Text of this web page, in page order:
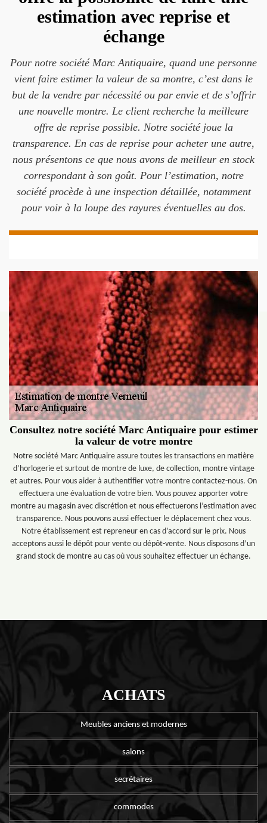
estimation avec reprise et
échange
Pour notre société Marc Antiquaire, quand une personne
vient faire estimer la valeur de sa montre, c’est dans le
but de la vendre par nécessité ou par envie et de s’offrir
une nouvelle montre. Le client recherche la meilleure
offre de reprise possible. Notre société joue la
transparence. En cas de reprise pour acheter une autre,
nous présentons ce que nous avons de meilleur en stock
correspondant à son goût. Pour l’estimation, notre
société procède à une inspection détaillée, notamment
pour voir à la loupe des rayures éventuelles au dos.
Consultez notre société Marc Antiquaire pour estimer
la valeur de votre montre
Notre société Marc Antiquaire assure toutes les transactions en matière
d’horlogerie et surtout de montre de luxe, de collection, montre vintage
et autres. Pour vous aider à authentifier votre montre contactez-nous. On
effectuera une évaluation de votre bien. Vous pouvez apporter votre
montre au magasin avec discrétion et nous effectuerons l’estimation avec
transparence. Nous pouvons aussi effectuer le déplacement chez vous.
Notre établissement est repreneur en cas d’accord sur le prix. Nous
acceptons aussi le dépôt pour vente ou dépôt-vente. Nous disposons d’un
grand stock de montre au cas où vous souhaitez effectuer un échange.
ACHATS
Meubles anciens et modernes
salons
secrétaires
commodes